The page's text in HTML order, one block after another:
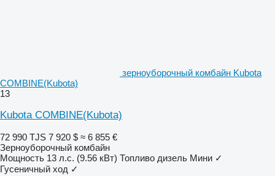
зерноуборочный комбайн Kubota
COMBINE(Kubota)
13
Kubota COMBINE(Kubota)
72 990 TJS 7 920 $ ≈ 6 855 €
Зерноуборочный комбайн
Мощность 13 л.с. (9.56 кВт) Топливо дизель Мини ✓
Гусеничный ход ✓